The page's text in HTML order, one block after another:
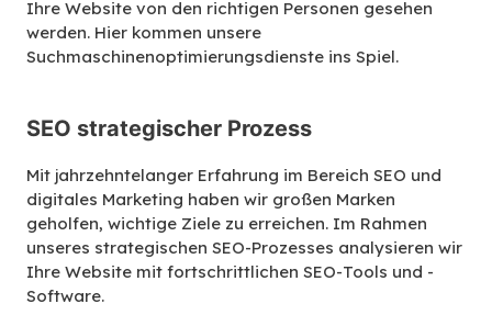
Ihre Website von den richtigen Personen gesehen
werden. Hier kommen unsere
Suchmaschinenoptimierungsdienste ins Spiel.
SEO strategischer Prozess
Mit jahrzehntelanger Erfahrung im Bereich SEO und
digitales Marketing haben wir großen Marken
geholfen, wichtige Ziele zu erreichen. Im Rahmen
unseres strategischen SEO-Prozesses analysieren wir
Ihre Website mit fortschrittlichen SEO-Tools und -
Software.